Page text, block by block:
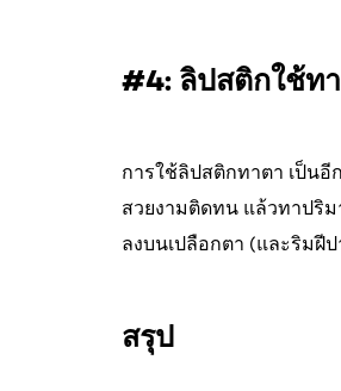
#4: ลิปสติกใช้ท
การใช้ลิปสติกทาตา เป็น
สวยงามติดทน แล้วทาปริ
ลงบนเปลือกตา (และริมฝี
สรุป